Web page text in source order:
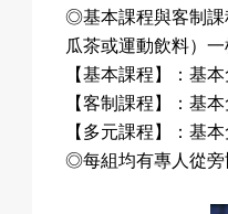
◎基本課程與客制
瓜茶或運動飲料）一
【基本課程】：基
【客制課程】：基
【多元課程】：基
◎每組均有專人從旁